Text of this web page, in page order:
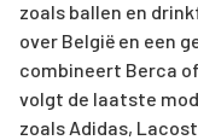
zoals ballen en
over België en een
combineert Berca
volgt de laatste
zoals Adidas,